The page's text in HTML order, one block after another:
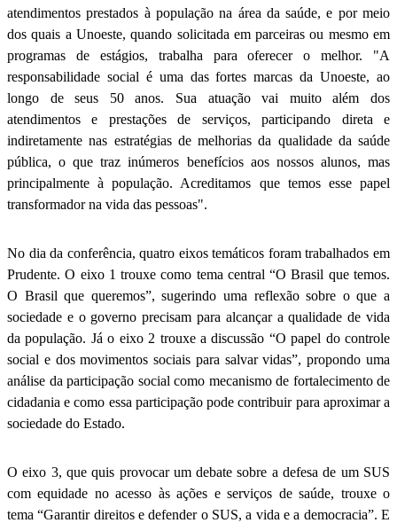
atendimentos prestados à população na área da saúde, e por meio
dos quais a Unoeste, quando solicitada em parceiras ou mesmo em
programas de estágios, trabalha para oferecer o melhor. "A
responsabilidade social é uma das fortes marcas da Unoeste, ao
longo de seus 50 anos. Sua atuação vai muito além dos
atendimentos e prestações de serviços, participando direta e
indiretamente nas estratégias de melhorias da qualidade da saúde
pública, o que traz inúmeros benefícios aos nossos alunos, mas
principalmente à população. Acreditamos que temos esse papel
transformador na vida das pessoas".
No dia da conferência, quatro eixos temáticos foram trabalhados em
Prudente. O eixo 1 trouxe como tema central “O Brasil que temos.
O Brasil que queremos”, sugerindo uma reflexão sobre o que a
sociedade e o governo precisam para alcançar a qualidade de vida
da população. Já o eixo 2 trouxe a discussão “O papel do controle
social e dos movimentos sociais para salvar vidas”, propondo uma
análise da participação social como mecanismo de fortalecimento de
cidadania e como essa participação pode contribuir para aproximar a
sociedade do Estado.
O eixo 3, que quis provocar um debate sobre a defesa de um SUS
com equidade no acesso às ações e serviços de saúde, trouxe o
tema “Garantir direitos e defender o SUS, a vida e a democracia”. E